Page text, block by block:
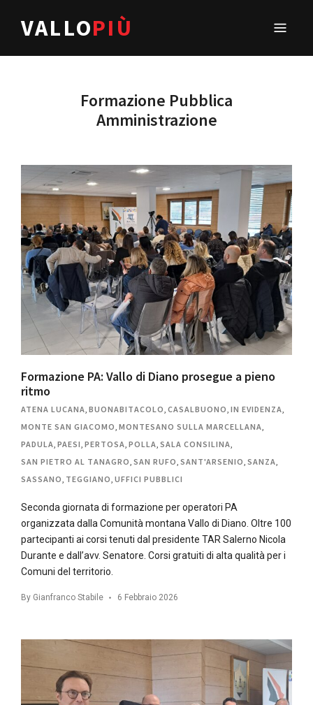
VALLOPIÙ
Formazione Pubblica
Amministrazione
Formazione PA: Vallo di Diano prosegue a pieno
ritmo
ATENA LUCANA BUONABITACOLO CASALBUONO IN EVIDENZA
MONTE SAN GIACOMO MONTESANO SULLA MARCELLANA
PADULA PAESI PERTOSA POLLA SALA CONSILINA
SAN PIETRO AL TANAGRO SAN RUFO SANT'ARSENIO SANZA
SASSANO TEGGIANO UFFICI PUBBLICI
Seconda giornata di formazione per operatori PA
organizzata dalla Comunità montana Vallo di Diano. Oltre 100
partecipanti ai corsi tenuti dal presidente TAR Salerno Nicola
Durante e dall’avv. Senatore. Corsi gratuiti di alta qualità per i
Comuni del territorio.
By Gianfranco Stabile 6 Febbraio 2026